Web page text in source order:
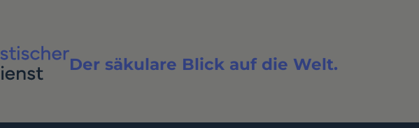
Der säkulare Blick auf die Welt.